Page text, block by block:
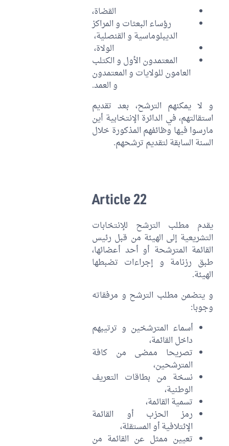
القضاة،
رؤساء البعثات و المراكز
الديبلوماسية و القنصلية،
الولاة،
المعتمدون الأول و الكتلب
العامون للولايات و المعتمدون
و العمد.
و لا يمكنهم الترشح، بعد تقديم
استقالتهم، في الدائرة الإنتخابية أين
مارسوا فيها وظائفهم المذكورة خلال
السنة السابقة لتقديم ترشحهم.
Article 22
يقدم مطلب الترشح للإنتخابات
التشريعية إلى الهيئة من قبل رئيس
القائمة المترشحة أو أحد أعضائها،
طبق رزنامة و إجراءات تضبطها
الهيئة.
و يتضمن مطلب الترشح و مرفقاته
وجوبا:
أسماء المترشخين و ترتيبهم
داخل القائمة،
تصريحا ممضى من كافة
المترشحين،
نسخة من بطاقات التعريف
الوطنية،
تسمية القائمة،
رمز الحزب أو القائمة
الإئتلافية أو المستقلة،
تعيين ممثل عن القائمة من